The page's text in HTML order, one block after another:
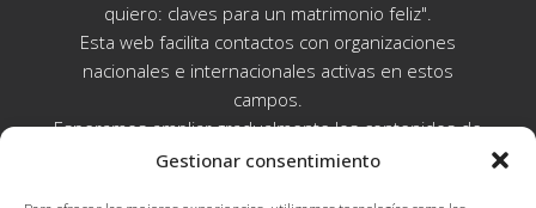
Gestionar consentimiento
quiero: claves para un matrimonio feliz".
Esta web facilita contactos con organizaciones
nacionales e internacionales activas en estos
campos.
Esperamos ampliar gradualmente los contenidos de
esta web con informaciones y recursos útiles a